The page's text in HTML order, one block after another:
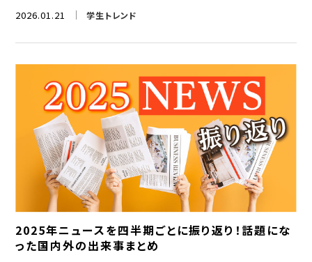
2026.01.21 学生トレンド
2025年ニュースを四半期ごとに振り返り！話題にな
った国内外の出来事まとめ